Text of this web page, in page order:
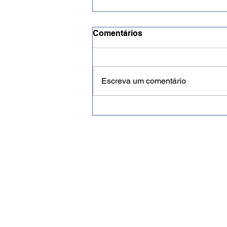
Comentários
Escreva um comentário